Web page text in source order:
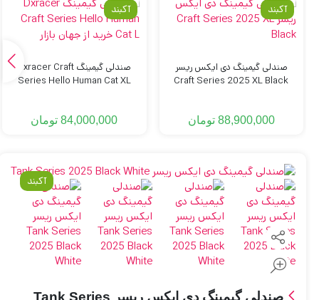
آکبند
صندلی گیمینگ دی ایکس ریسر
Craft Series 2025 XL Black
88,900,000 تومان
آکبند
صندلی گیمینگ Dxracer Craft
Series Hello Human Cat XL
84,000,000 تومان
آکبند
صندلی گیمینگ دی ایکس ریسر Tank Series